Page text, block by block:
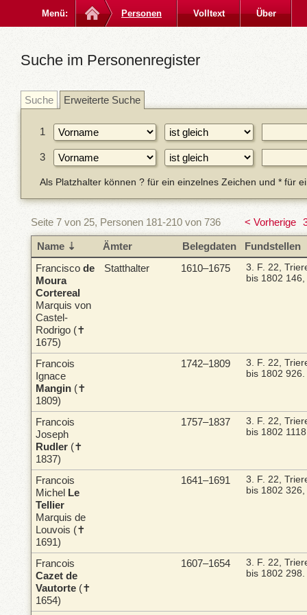
Menü: Personen Volltext Über
Suche im Personenregister
Suche Erweiterte Suche
1
3
Als Platzhalter können ? für ein einzelnes Zeichen und * für
Seite 7 von 25, Personen 181-210 von 736 < Vorherige
Name Ämter Belegdaten
Fundstellen
Francisco de
Moura
Cortereal
Marquis von
Castel-
Rodrigo (✝
1675)
Statthalter 1610–1675
3. F. 22,
bis 1802
Francois
Ignace
Mangin (✝
1809)
1742–1809
3. F. 22,
bis 1802 926.
Francois
Joseph
Rudler (✝
1837)
1757–1837
3. F. 22,
bis 1802
Francois
Michel Le
Tellier
Marquis de
Louvois (✝
1691)
1641–1691
3. F. 22,
bis 1802 326,
Francois
Cazet de
Vautorte (✝
1654)
1607–1654
3. F. 22,
bis 1802 298.